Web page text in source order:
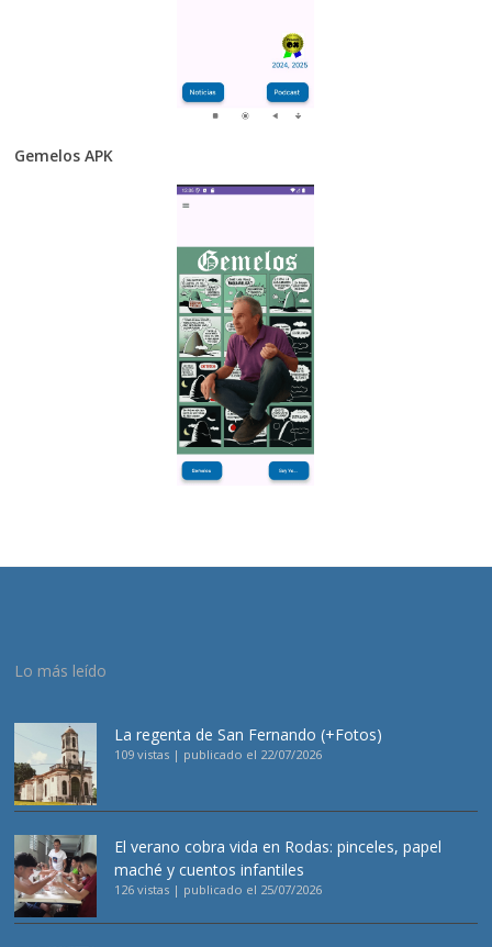
Gemelos APK
Lo más leído
La regenta de San Fernando (+Fotos)
109 vistas | publicado el 22/07/2026
El verano cobra vida en Rodas: pinceles, papel
maché y cuentos infantiles
126 vistas | publicado el 25/07/2026